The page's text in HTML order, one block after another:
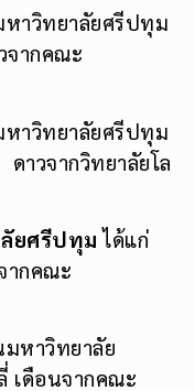
หาวิทยาลัยศรีปทุม
จากคณะ
หาวิทยาลัยศรีปทุม
าวจากวิทยาลัยโล
ลัยศรีปทุมได้แก่
ากคณะ
มหาวิทยาลัย
เดือนจากคณะ